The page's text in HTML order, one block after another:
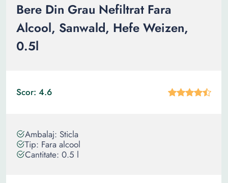
Bere Din Grau Nefiltrat Fara
Alcool, Sanwald, Hefe Weizen,
0.5l
Scor: 4.6
Ambalaj: Sticla
Tip: Fara alcool
Cantitate: 0.5 l